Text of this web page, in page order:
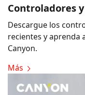
Controladores
Descargue los
recientes y aprenda
Canyon.
Más